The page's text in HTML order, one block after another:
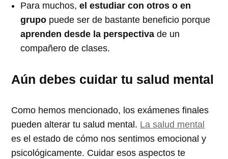
Para muchos,el estudiar con otros o en
grupo puede ser de bastante beneficio porque
aprenden desde la perspectiva de un
compañero de clases.
Aún debes cuidar tu salud mental
Como hemos mencionado, los exámenes finales
pueden alterar tu salud mental. La salud mental
es el estado de cómo nos sentimos emocional y
psicológicamente. Cuidar esos aspectos te